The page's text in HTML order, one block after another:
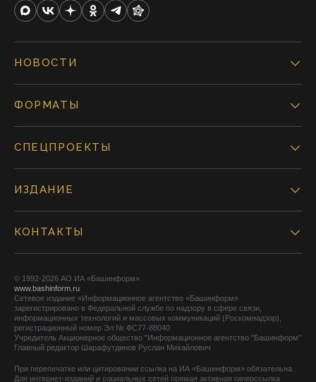
НОВОСТИ
ФОРМАТЫ
СПЕЦПРОЕКТЫ
ИЗДАНИЕ
КОНТАКТЫ
© 1992-2026 АО ИА «Башинформ».
www.bashinform.ru
Сетевое издание «Информационное агентство «Башинформ»
зарегистрировано в Федеральной службе по надзору в сфере связи,
информационных технологий и массовых коммуникаций (Роскомнадзор),
регистрационный номер Эл № ФС77-88040
Учредитель Акционерное общество "Информационное агентство "Башинформ"
Главный редактор Шарафутдинов Руслан Михайлович
При перепечатке или цитировании ссылка на ИА «Башинформ» обязательна.
Для интернет-изданий и социальных сетей прямая активная гиперссылка